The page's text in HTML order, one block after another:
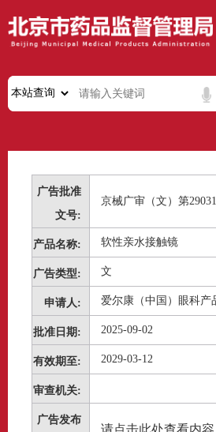
广告批准
文号:
京械广审（文）第
产品名称: 软性亲水接触镜
广告类型: 文
申请人: 爱尔康（中国）眼科产
批准日期: 2025-09-02
有效期至: 2029-03-12
审查机关:
广告发布
请点击此处查看内容